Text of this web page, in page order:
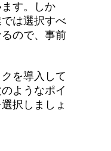
す。しか
は選択すべ
ので、事前
を導入して
ようなポイ
択しましょ